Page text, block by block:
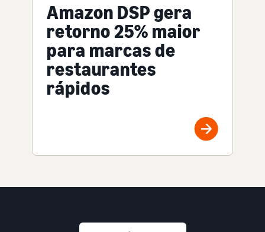
Amazon DSP gera
retorno 25% maior
para marcas de
restaurantes
rápidos